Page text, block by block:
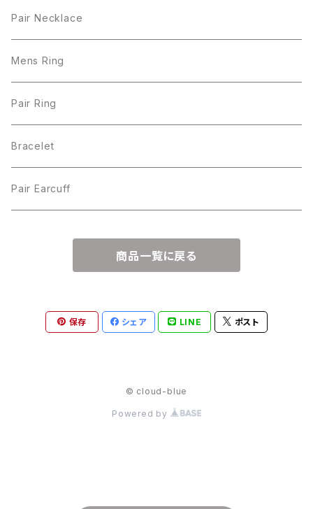
Pair Necklace
Mens Ring
Pair Ring
Bracelet
Pair Earcuff
商品一覧に戻る
保存 シェア LINE ポスト
© cloud-blue
Powered by